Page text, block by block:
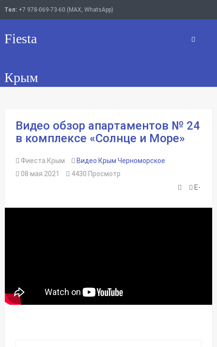
Тел: +7 978-069-73-60 (MAX, WhatsApp)
Fiesta
Крым
Видео обзор апартаментов № 24
в комплексе «Солнце и Море»
Фиеста Крым
Видео Крым Черноморское
08 мая 2021
4430 Просмотр
E-